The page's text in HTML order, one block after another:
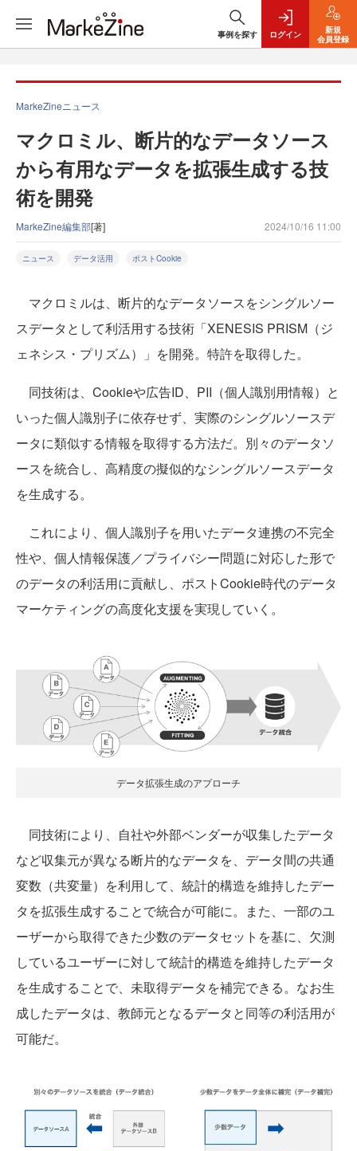
事例を探す ログイン
新規
会員登録
MarkeZineニュース
マクロミル、断片的なデータソース
から有用なデータを拡張生成する技
術を開発
MarkeZine編集部[著] 2024/10/16 11:00
ニュース データ活用 ポストCookie
マクロミルは、断片的なデータソースをシングルソー
スデータとして利活用する技術「XENESIS PRISM（ジ
ェネシス・プリズム）」を開発。特許を取得した。
同技術は、Cookieや広告ID、PII（個人識別用情報）と
いった個人識別子に依存せず、実際のシングルソースデ
ータに類似する情報を取得する方法だ。別々のデータソ
ースを統合し、高精度の擬似的なシングルソースデータ
を生成する。
これにより、個人識別子を用いたデータ連携の不完全
性や、個人情報保護／プライバシー問題に対応した形で
のデータの利活用に貢献し、ポストCookie時代のデータ
マーケティングの高度化支援を実現していく。
データ拡張生成のアプローチ
同技術により、自社や外部ベンダーが収集したデータ
など収集元が異なる断片的なデータを、データ間の共通
変数（共変量）を利用して、統計的構造を維持したデー
タを拡張生成することで統合が可能に。また、一部のユ
ーザーから取得できた少数のデータセットを基に、欠測
しているユーザーに対して統計的構造を維持したデータ
を生成することで、未取得データを補完できる。なお生
成したデータは、教師元となるデータと同等の利活用が
可能だ。